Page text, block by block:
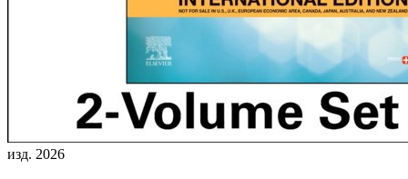
изд. 2026